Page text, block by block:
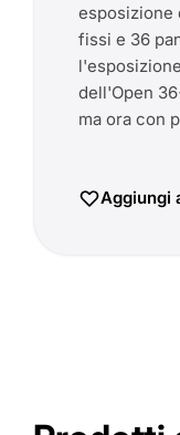
esposizione
fissi e 36
dell'Open
ma ora con
Aggiungi